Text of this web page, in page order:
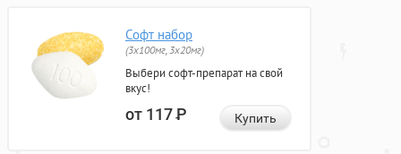
Софт набор
(3x100мг, 3x20мг)
Выбери софт-препарат на свой
вкус!
от 117Р Купить